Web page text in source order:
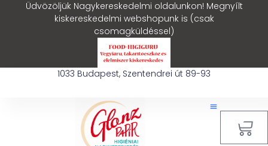
Üdvözöljük Nagykereskedelmi oldalunkon! Megnyílt
kiskereskedelmi webshopunk is (csak
csomagküldéssel)
1033 Budapest, Szentendrei út 89-93